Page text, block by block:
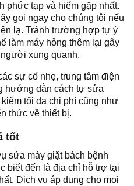
phức tạp và hiếm gặp nhất.
gọi ngay cho chúng tôi nếu
lạ. Tránh trường hợp tự ý
làm máy hỏng thêm lại gây
xung quanh.
sự cố nhẹ, trung tâm điện
hướng dẫn cách tự sửa
tối đa chi phí cũng như
thức về thiết bị.
tốt
sửa máy giặt bách bệnh
biết đến là địa chỉ hỗ trợ tại
Dịch vụ áp dụng cho mọi